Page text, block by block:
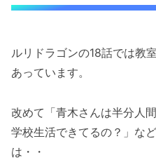
ルリドラゴンの18話では教
あっています。
改めて「青木さんは半分人
学校生活できてるの？」な
は・・